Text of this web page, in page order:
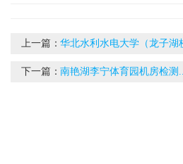
上一篇：
下一篇：南艳湖李宁体育园机房检测...